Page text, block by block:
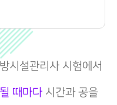
시설관리사 시험에서
때마다 시간과 공을